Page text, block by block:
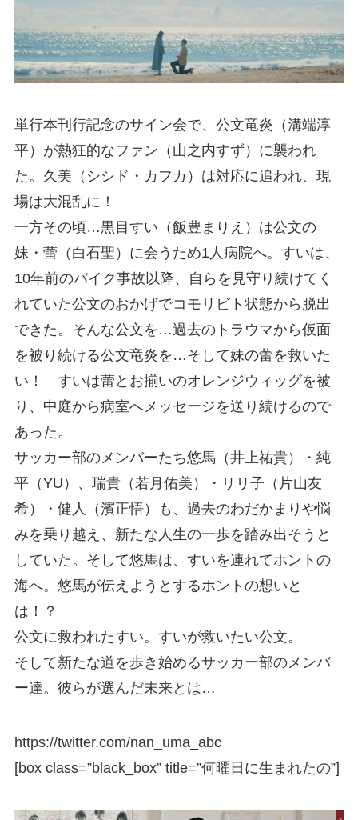
単行本刊行記念のサイン会で、公文竜炎（溝端淳
平）が熱狂的なファン（山之内すず）に襲われ
た。久美（シシド・カフカ）は対応に追われ、現
場は大混乱に！
一方その頃…黒目すい（飯豊まりえ）は公文の
妹・蕾（白石聖）に会うため1人病院へ。すいは、
10年前のバイク事故以降、自らを見守り続けてく
れていた公文のおかげでコモリビト状態から脱出
できた。そんな公文を…過去のトラウマから仮面
を被り続ける公文竜炎を…そして妹の蕾を救いた
い！ すいは蕾とお揃いのオレンジウィッグを被
り、中庭から病室へメッセージを送り続けるので
あった。
サッカー部のメンバーたち悠馬（井上祐貴）・純
平（YU）、瑞貴（若月佑美）・リリ子（片山友
希）・健人（濱正悟）も、過去のわだかまりや悩
みを乗り越え、新たな人生の一歩を踏み出そうと
していた。そして悠馬は、すいを連れてホントの
海へ。悠馬が伝えようとするホントの想いと
は！？
公文に救われたすい。すいが救いたい公文。
そして新たな道を歩き始めるサッカー部のメンバ
ー達。彼らが選んだ未来とは…
https://twitter.com/nan_uma_abc
[box class=”black_box” title=”何曜日に生まれたの”]